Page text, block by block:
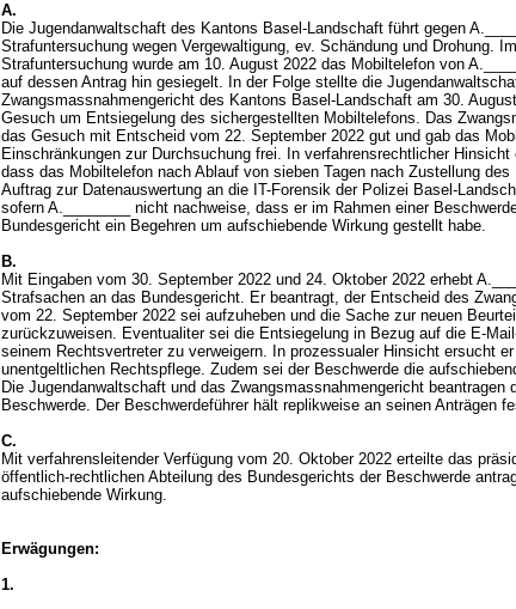
A.
Die Jugendanwaltschaft des Kantons Basel-Landschaft führt gegen
Strafuntersuchung wegen Vergewaltigung, ev. Schändung und Drohung.
Strafuntersuchung wurde am 10. August 2022 das Mobiltelefon von
auf dessen Antrag hin gesiegelt. In der Folge stellte die
Zwangsmassnahmengericht des Kantons Basel-Landschaft am 30.
Gesuch um Entsiegelung des sichergestellten Mobiltelefons. Das
das Gesuch mit Entscheid vom 22. September 2022 gut und gab das
Einschränkungen zur Durchsuchung frei. In verfahrensrechtlicher Hinsicht
dass das Mobiltelefon nach Ablauf von sieben Tagen nach Zustellung
Auftrag zur Datenauswertung an die IT-Forensik der Polizei Basel-
sofern A.________ nicht nachweise, dass er im Rahmen einer
Bundesgericht ein Begehren um aufschiebende Wirkung gestellt habe.
B.
Mit Eingaben vom 30. September 2022 und 24. Oktober 2022 erhebt
Strafsachen an das Bundesgericht. Er beantragt, der Entscheid des
vom 22. September 2022 sei aufzuheben und die Sache zur neuen
zurückzuweisen. Eventualiter sei die Entsiegelung in Bezug auf die E-
seinem Rechtsvertreter zu verweigern. In prozessualer Hinsicht ersucht
unentgeltlichen Rechtspflege. Zudem sei der Beschwerde die
Die Jugendanwaltschaft und das Zwangsmassnahmengericht beantragen
Beschwerde. Der Beschwerdeführer hält replikweise an seinen Anträgen
C.
Mit verfahrensleitender Verfügung vom 20. Oktober 2022 erteilte das
öffentlich-rechtlichen Abteilung des Bundesgerichts der Beschwerde
aufschiebende Wirkung.
Erwägungen:
1.